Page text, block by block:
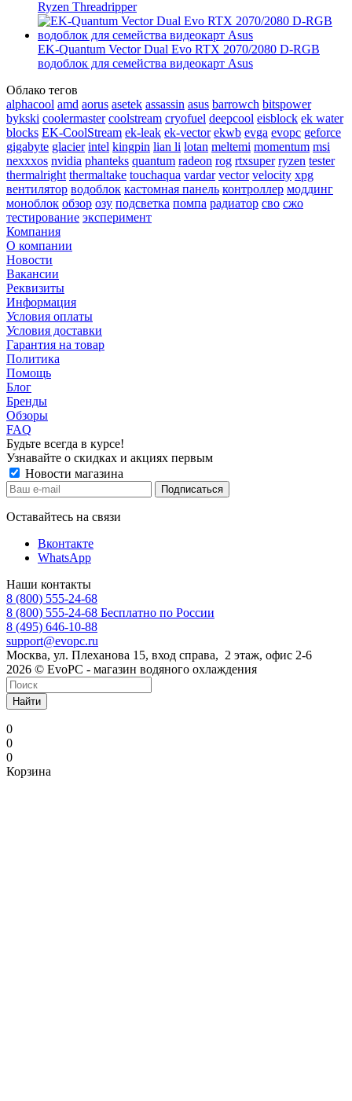
Ryzen Threadripper
EK-Quantum Vector Dual Evo RTX 2070/2080 D-RGB
водоблок для семейства видеокарт Asus
Облако тегов
alphacool amd aorus asetek assassin asus barrowch bitspower
bykski coolermaster coolstream cryofuel deepcool eisblock ek water
blocks EK-CoolStream ek-leak ek-vector ekwb evga evopc geforce
gigabyte glacier intel kingpin lian li lotan meltemi momentum msi
nexxxos nvidia phanteks quantum radeon rog rtxsuper ryzen tester
thermalright thermaltake touchaqua vardar vector velocity xpg
вентилятор водоблок кастомная панель контроллер моддинг
моноблок обзор озу подсветка помпа радиатор сво сжо
тестирование эксперимент
Компания
О компании
Новости
Вакансии
Реквизиты
Информация
Условия оплаты
Условия доставки
Гарантия на товар
Политика
Помощь
Блог
Бренды
Обзоры
FAQ
Будьте всегда в курсе!
Узнавайте о скидках и акциях первым
Новости магазина
Оставайтесь на связи
Вконтакте
WhatsApp
Наши контакты
8 (800) 555-24-68
8 (800) 555-24-68 Бесплатно по России
8 (495) 646-10-88
support@evopc.ru
Москва, ул. Плеханова 15, вход справа, 2 этаж, офис 2-6
2026 © EvoPC - магазин водяного охлаждения
Найти
0
0
0
Корзина